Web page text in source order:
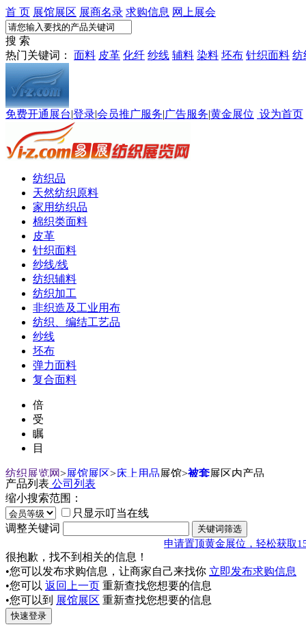
首 页 展馆展区 展商名录 求购信息 网上展会
搜 索
热门关键词： 面料 皮革 化纤 纱线 辅料 染料 坯布 针织面料 纺
免费开通展台|登录|会员推广服务|广告服务|黄金展位 设为首页
纺织品
天然纺织原料
家用纺织品
棉织类面料
皮革
针织面料
纱线/线
纺织辅料
纺织加工
非织造及工业用布
纺织、编结工艺品
纱线
坯布
弹力面料
复合面料
倍
受
瞩
目
纺织展览网>展馆展区>床上用品展馆>被套展区内产品
产品列表 公司列表
缩小搜索范围：
只显示叮当在线
调整关键词
申请置顶黄金展位，轻松获取
很抱歉，找不到相关的信息！
•您可以发布求购信息，让商家自己来找你 立即发布求购信息
•您可以 返回上一页 重新查找您想要的信息
•您可以到 展馆展区 重新查找您想要的信息